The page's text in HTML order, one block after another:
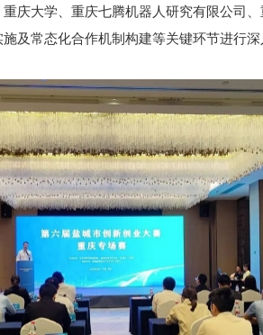
庆大学、重庆七腾机器人研究有限公司
及常态化合作机制构建等关键环节进行